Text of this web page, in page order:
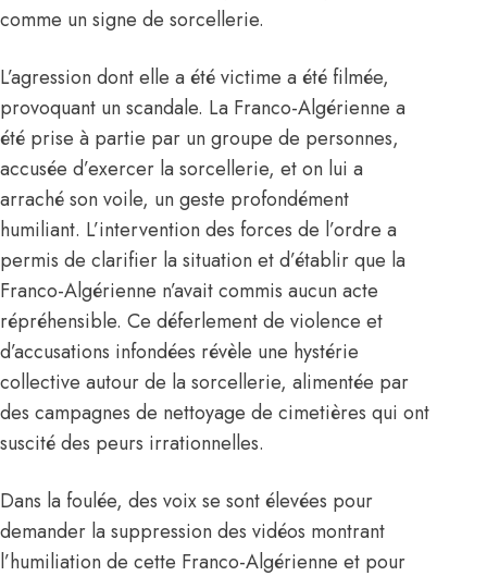
comme un signe de sorcellerie.
L’agression dont elle a été victime a été filmée,
provoquant un scandale. La Franco-Algérienne a
été prise à partie par un groupe de personnes,
accusée d’exercer la sorcellerie, et on lui a
arraché son voile, un geste profondément
humiliant. L’intervention des forces de l’ordre a
permis de clarifier la situation et d’établir que la
Franco-Algérienne n’avait commis aucun acte
répréhensible. Ce déferlement de violence et
d’accusations infondées révèle une hystérie
collective autour de la sorcellerie, alimentée par
des campagnes de nettoyage de cimetières qui ont
suscité des peurs irrationnelles.
Dans la foulée, des voix se sont élevées pour
demander la suppression des vidéos montrant
l’humiliation de cette Franco-Algérienne et pour